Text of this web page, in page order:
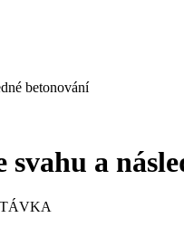
betonování
svahu a